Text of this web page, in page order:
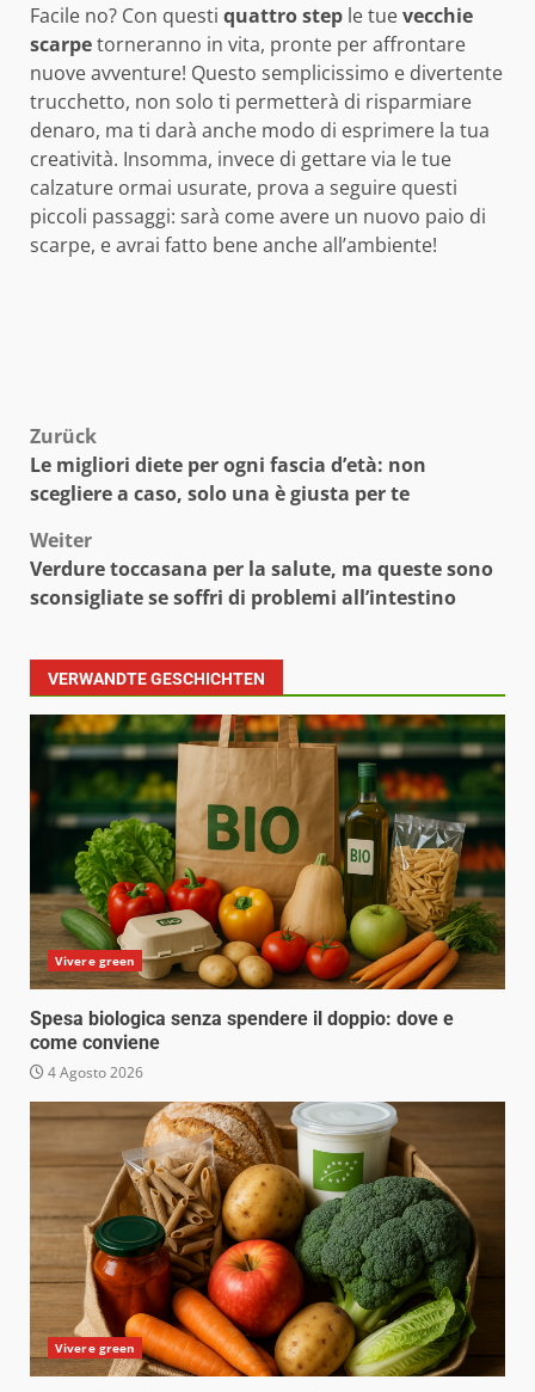
Facile no? Con questi quattro step le tuevecchie
scarpetorneranno in vita, pronte per affrontare
nuove avventure! Questo semplicissimo e divertente
trucchetto, non solo ti permetterà di risparmiare
denaro, ma ti darà anche modo di esprimere la tua
creatività. Insomma, invece di gettare via le tue
calzature ormai usurate, prova a seguire questi
piccoli passaggi: sarà come avere un nuovo paio di
scarpe, e avrai fatto bene anche all’ambiente!
Beitragsnavigation
Zurück
Le migliori diete per ogni fascia d’età: non
scegliere a caso, solo una è giusta per te
Weiter
Verdure toccasana per la salute, ma queste sono
sconsigliate se soffri di problemi all’intestino
VERWANDTE GESCHICHTEN
Vivere green
Spesa biologica senza spendere il doppio: dove e
come conviene
4 Agosto 2026
Vivere green